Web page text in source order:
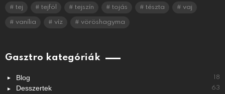
tej tejföl tejszín tojás tészta vaj
vanília víz vöröshagyma
Gasztro kategóriák
Blog 18
Desszertek 63